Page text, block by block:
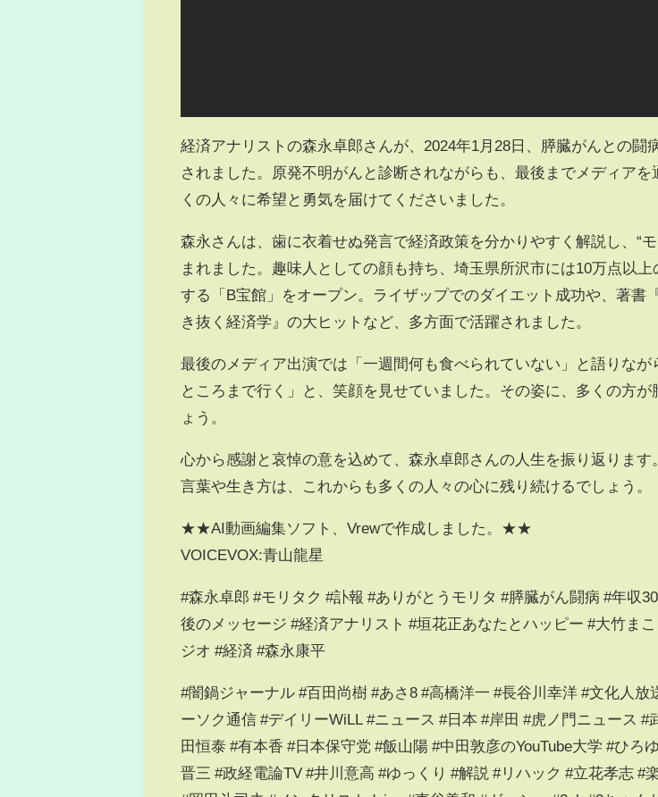
経済アナリストの森永卓郎さんが、2024年1月28日、膵臓がんとの闘
されました。原発不明がんと診断されながらも、最後までメディアを
くの人々に希望と勇気を届けてくださいました。
森永さんは、歯に衣着せぬ発言で経済政策を分かりやすく解説し、“
まれました。趣味人としての顔も持ち、埼玉県所沢市には10万点以
する「B宝館」をオープン。ライザップでのダイエット成功や、著書
き抜く経済学』の大ヒットなど、多方面で活躍されました。
最後のメディア出演では「一週間何も食べられていない」と語りなが
ところまで行く」と、笑顔を見せていました。その姿に、多くの方が
ょう。
心から感謝と哀悼の意を込めて、森永卓郎さんの人生を振り返ります
言葉や生き方は、これからも多くの人々の心に残り続けるでしょう。
★★AI動画編集ソフト、Vrewで作成しました。★★
VOICEVOX:青山龍星
#森永卓郎 #モリタク #訃報 #ありがとうモリタ #膵臓がん闘病 #年収
後のメッセージ #経済アナリスト #垣花正あなたとハッピー #大竹ま
ジオ #経済 #森永康平
#闇鍋ジャーナル #百田尚樹 #あさ8 #高橋洋一 #長谷川幸洋 #文化人放
ーソク通信 #デイリーWiLL #ニュース #日本 #岸田 #虎ノ門ニュース #
田恒泰 #有本香 #日本保守党 #飯山陽 #中田敦彦のYouTube大学 #ひろ
晋三 #政経電論TV #井川意高 #ゆっくり #解説 #リハック #立花孝志 #